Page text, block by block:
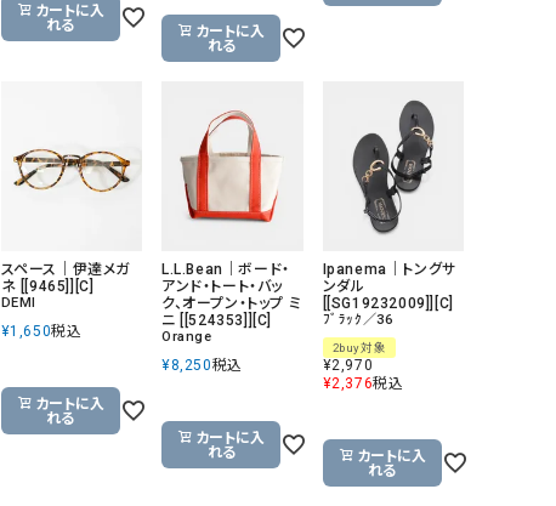
DENIM DUNGAREE（デニムダンガリー）
Deck（ディック）
SCOTCH&SODA（スコッ
Emma Taylor（エマテイラー） SUGAR ROSE（シュガーロ
FLAVOR TEE（フレーバーティー） squady by graphite（スカ
ッド）
G-STAR RAW（ジースターロウ） tumugu:（ツムグ）
un cinq（アンサンク）
GAIMO（ガイモ）
UNIVERSAL OVERALL（
GRAMICCI（グラミチ）
USU GALLERY（ユーエス
ー）
カートに入
れる
カートに入
れる
スペース｜伊達メガ
ネ [[9465]][C]
DEMI
¥1,650税込
カートに入
れる
L.L.Bean｜ボード・
アンド・トート・バッ
ク、オープン・トップ ミ
ニ [[524353]][C]
Orange
¥8,250税込
カートに入
れる
Ipanema｜トングサ
ンダル
[[SG19232009]][C]
ﾌﾞﾗｯｸ／36
2buy対象
¥2,970
¥2,376税込
カートに入
れる